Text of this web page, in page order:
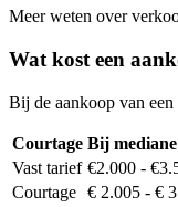
Meer weten over
Wat kost een
Bij de aankoop van
Courtage Bij
Vast tarief €2.000 -
Courtage € 2.005 - €